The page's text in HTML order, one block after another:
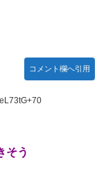
ビート)を意識す
コメント欄へ引用
そう